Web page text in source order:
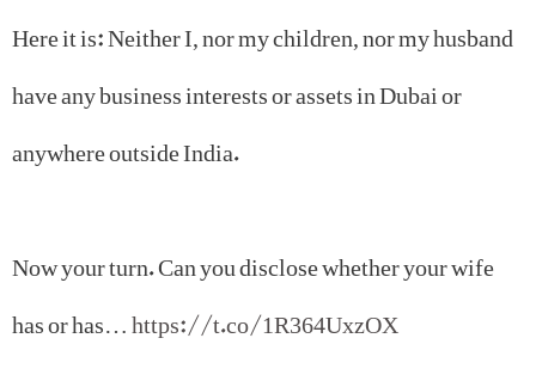
Here it is: Neither I, nor my children, nor my husband
have any business interests or assets in Dubai or
anywhere outside India.
Now your turn. Can you disclose whether your wife
has or has…https://t.co/1R364UxzOX